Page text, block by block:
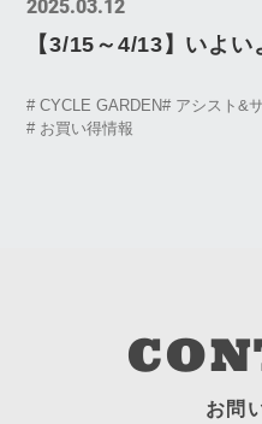
2025.03.12
【3/15～4/13】いよ
# CYCLE GARDEN# アシスト&
# お買い得情報
お問